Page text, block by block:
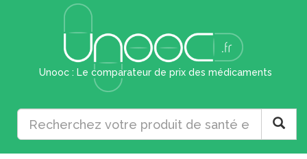
Unooc : Le comparateur de prix des médicaments